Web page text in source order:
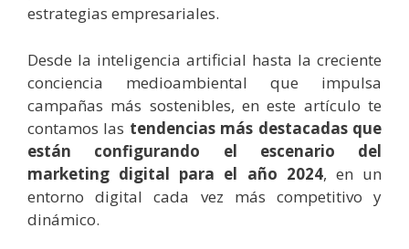
estrategias empresariales.
Desde la inteligencia artificial hasta la creciente
conciencia medioambiental que impulsa
campañas más sostenibles, en este artículo te
contamos las tendencias más destacadas que
están configurando el escenario del
marketing digital para el año 2024, en un
entorno digital cada vez más competitivo y
dinámico.